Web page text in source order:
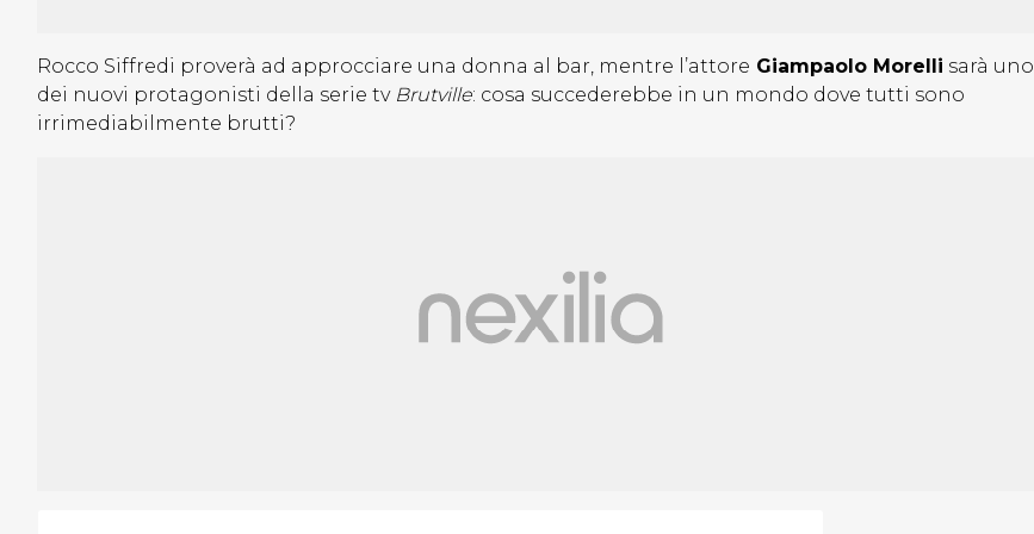
Rocco Siffredi proverà ad approcciare una donna al bar, mentre l’attore Giampaolo Morelli sarà uno
dei nuovi protagonisti della serie tv Brutville: cosa succederebbe in un mondo dove tutti sono
irrimediabilmente brutti?